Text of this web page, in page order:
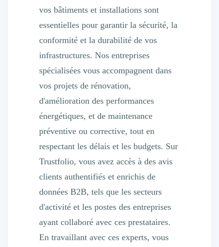
vos bâtiments et installations sont
essentielles pour garantir la sécurité, la
conformité et la durabilité de vos
infrastructures. Nos entreprises
spécialisées vous accompagnent dans
vos projets de rénovation,
d'amélioration des performances
énergétiques, et de maintenance
préventive ou corrective, tout en
respectant les délais et les budgets. Sur
Trustfolio, vous avez accès à des avis
clients authentifiés et enrichis de
données B2B, tels que les secteurs
d'activité et les postes des entreprises
ayant collaboré avec ces prestataires.
En travaillant avec ces experts, vous